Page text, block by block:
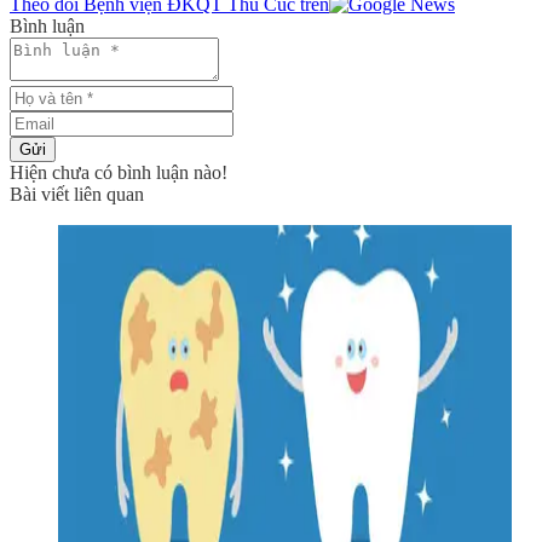
Bình luận
Gửi
Hiện chưa có bình luận nào!
Bài viết liên quan